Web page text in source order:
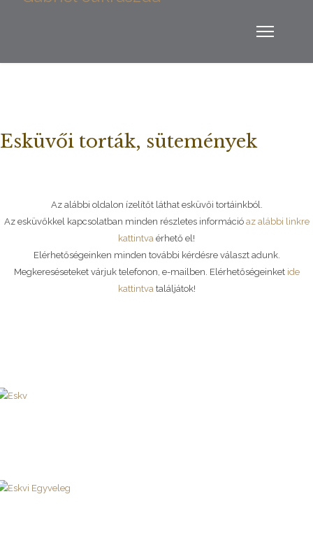
Esküvői torták, sütemények
Az alábbi oldalon ízelítőt láthat esküvői tortáinkból.
Az esküvőkkel kapcsolatban minden részletes információ az alábbi linkre
kattintva érhető el!
Elérhetőségeinken minden további kérdésre választ adunk.
Megkereséseteket várjuk telefonon, e-mailben. Elérhetőségeinket ide
kattintvataláljátok!